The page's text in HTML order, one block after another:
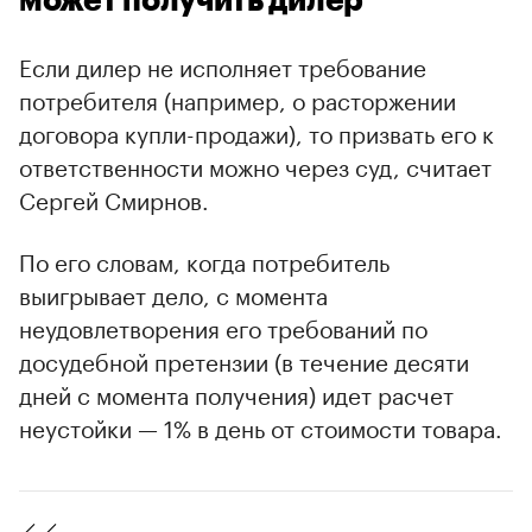
Если дилер не исполняет требование
потребителя (например, о расторжении
договора купли-продажи), то призвать его к
ответственности можно через суд, считает
Сергей Смирнов.
По его словам, когда потребитель
выигрывает дело, с момента
неудовлетворения его требований по
досудебной претензии (в течение десяти
дней с момента получения) идет расчет
неустойки — 1% в день от стоимости товара.